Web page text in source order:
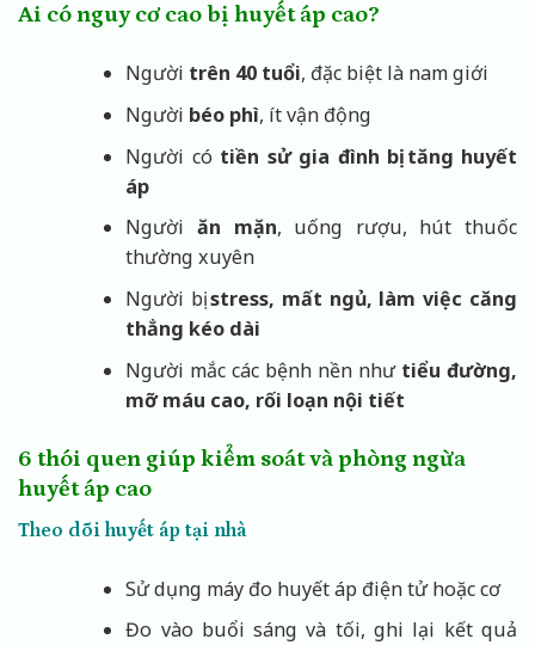
Ai có nguy cơ cao bị huyết áp cao?
Người trên 40 tuổi, đặc biệt là nam giới
Người béo phì, ít vận động
Người có tiền sử gia đình bị tăng huyết
áp
Người ăn mặn, uống rượu, hút thuốc
thường xuyên
Người bịstress, mất ngủ, làm việc căng
thẳng kéo dài
Người mắc các bệnh nền như tiểu đường,
mỡ máu cao, rối loạn nội tiết
6 thói quen giúp kiểm soát và phòng ngừa
huyết áp cao
Theo dõi huyết áp tại nhà
Sử dụng máy đo huyết áp điện tử hoặc cơ
Đo vào buổi sáng và tối, ghi lại kết quả